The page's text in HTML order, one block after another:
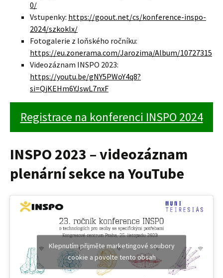
0/
Vstupenky: https://goout.net/cs/konference-inspo-
2024/szkoklx/
Fotogalerie z loňského ročníku:
https://eu.zonerama.com/Jarozima/Album/10727315
Videozáznam INSPO 2023:
https://youtu.be/gNY5PWoY4q8?
si=QjKEHm6YJswL7nxF
Registrace na konferenci INSPO 2024
INSPO 2023 – videozáznam
plenární sekce na YouTube
Klepnutím přijměte marketingové soubory
cookie a povolte tento obsah